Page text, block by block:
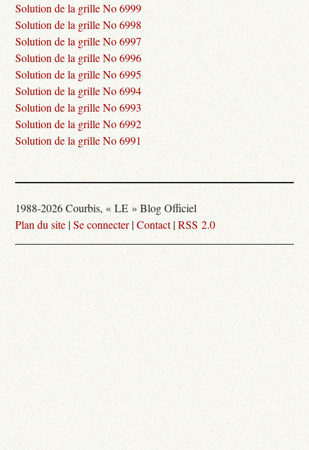
Solution de la grille No 6999
Solution de la grille No 6998
Solution de la grille No 6997
Solution de la grille No 6996
Solution de la grille No 6995
Solution de la grille No 6994
Solution de la grille No 6993
Solution de la grille No 6992
Solution de la grille No 6991
1988-2026 Courbis, « LE » Blog Officiel
Plan du site |Se connecter|Contact|RSS 2.0